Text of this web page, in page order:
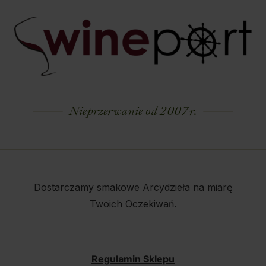
Nieprzerwanie od 2007 r.
Dostarczamy smakowe Arcydzieła na miarę
Twoich Oczekiwań.
Regulamin Sklepu